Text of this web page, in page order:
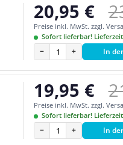
Verkaufspreis:
20,95 €
Preise inkl. MwSt. zzgl.
Sofort lieferbar!
− + In
Verkaufspreis:
19,95 €
Preise inkl. MwSt. zzgl.
Sofort lieferbar!
− + In